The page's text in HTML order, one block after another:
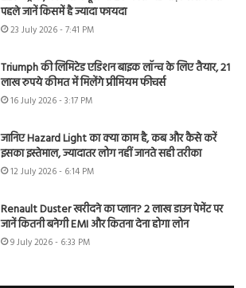
पहले जानें किसमें है ज्यादा फायदा
23 July 2026 - 7:41 PM
Triumph की लिमिटेड एडिशन बाइक लॉन्च के लिए तैयार, 21
लाख रुपये कीमत में मिलेंगे प्रीमियम फीचर्स
16 July 2026 - 3:17 PM
जानिए Hazard Light का क्या काम है, कब और कैसे करें
इसका इस्तेमाल, ज्यादातर लोग नहीं जानते सही तरीका
12 July 2026 - 6:14 PM
Renault Duster खरीदने का प्लान? 2 लाख डाउन पेमेंट पर
जानें कितनी बनेगी EMI और कितना देना होगा लोन
9 July 2026 - 6:33 PM